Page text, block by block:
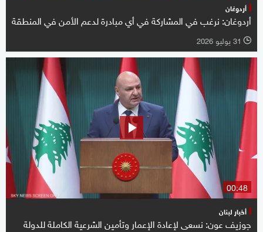
أردوغان
أردوغان: نرغب في المشاركة في أي مبادرة لدعم الأمن في المنطقة
l 31 يوليو 2026
00:48
أخبار لبنان
جوزيف عون: نسعى لإعادة الإعمار وتأمين الشرعية الكاملة للدولة